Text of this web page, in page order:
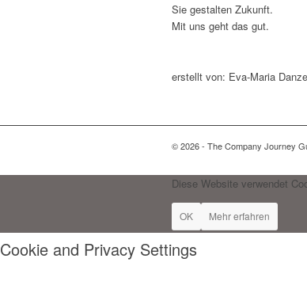
Sie gestalten Zukunft.
Mit uns geht das gut.
erstellt von: Eva-Maria
© 2026 - The Company Journey
Diese Website verwendet
OK Mehr erfahren
Cookie and Privacy Settings